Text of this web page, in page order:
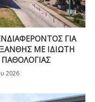
ΓΙΑ
ΜΕ ΙΔΙΩΤΗ
ΠΑΘΟΛΟΓΙΑΣ
2026